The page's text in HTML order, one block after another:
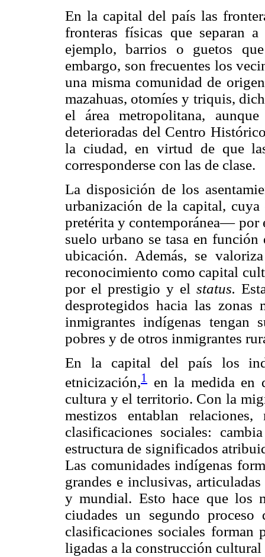
En la capital del país las
fronteras físicas que separan
ejemplo, barrios o guetos
embargo, son frecuentes los
una misma comunidad de
mazahuas, otomíes y triquis,
el área metropolitana,
deterioradas del Centro
la ciudad, en virtud de que
corresponderse con las de clase.
La disposición de los
urbanización de la capital,
pretérita y contemporánea— por
suelo urbano se tasa en
ubicación. Además, se
reconocimiento como capital
por el prestigio y el status.
desprotegidos hacia las
inmigrantes indígenas tengan
pobres y de otros inmigrantes
En la capital del país los
etnicización,1
en la medida en
cultura y el territorio. Con la
mestizos entablan
clasificaciones sociales:
estructura de significados
Las comunidades indígenas
grandes e inclusivas,
y mundial. Esto hace que los
ciudades un segundo
clasificaciones sociales forman
ligadas a la construcción cultural